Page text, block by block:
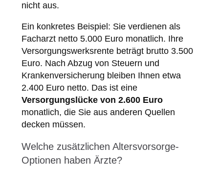
nicht aus.
Ein konkretes Beispiel: Sie verdienen als
Facharzt netto 5.000 Euro monatlich. Ihre
Versorgungswerksrente beträgt brutto 3.500
Euro. Nach Abzug von Steuern und
Krankenversicherung bleiben Ihnen etwa
2.400 Euro netto. Das ist eine
Versorgungslücke von 2.600 Euro
monatlich, die Sie aus anderen Quellen
decken müssen.
Welche zusätzlichen Altersvorsorge-
Optionen haben Ärzte?